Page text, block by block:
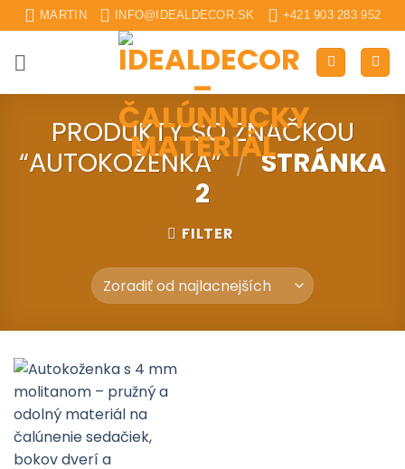
Skip
to
content
MARTIN INFO@IDEALDECOR.SK +421 903 283 952
PRODUKTY SO ZNAČKOU
“AUTOKOŽENKA” / STRÁNKA
2
FILTER